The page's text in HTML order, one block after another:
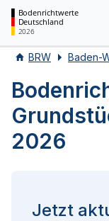
Bodenrichtwerte
Deutschland
2026
BRW Baden-
2026
Jetzt